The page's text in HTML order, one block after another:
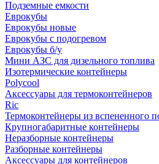
Подземные емкости
Еврокубы
Еврокубы новые
Еврокубы с подогревом
Еврокубы б/у
Мини АЗС для дизельного топлива
Изотермические контейнеры
Polycool
Аксессуары для термоконтейнеров
Ric
Термоконтейнеры из вспененного
Крупногабаритные контейнеры
Неразборные контейнеры
Разборные контейнеры
Аксессуары для контейнеров